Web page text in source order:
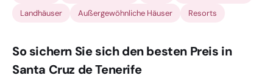
Landhäuser
Außergewöhnliche Häuser Resorts
So sichern Sie sich den besten Preis in
Santa Cruz de Tenerife